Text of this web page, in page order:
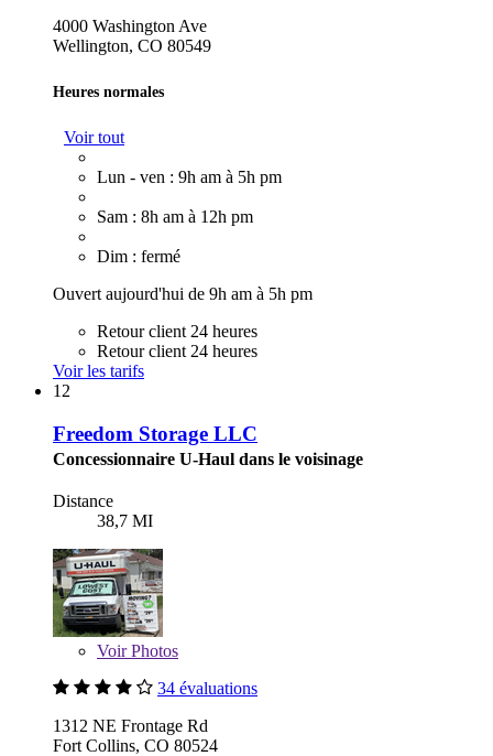
4000 Washington Ave
Wellington, CO 80549
Heures normales
Voir tout
Lun - ven : 9h am à 5h pm
Sam : 8h am à 12h pm
Dim : fermé
Ouvert aujourd'hui de 9h am à 5h pm
Retour client 24 heures
Retour client 24 heures
Voir les tarifs
12
Freedom Storage LLC
Concessionnaire U-Haul dans le voisinage
Distance
38,7 MI
VoirPhotos
34 évaluations
1312 NE Frontage Rd
Fort Collins, CO 80524